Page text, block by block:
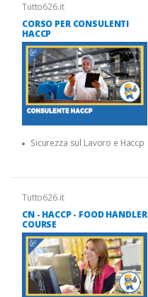
Tutto626.it
CORSO PER CONSULENTI
HACCP
Sicurezza sul Lavoro e Haccp
Tutto626.it
CN - HACCP - FOOD HANDLER
COURSE